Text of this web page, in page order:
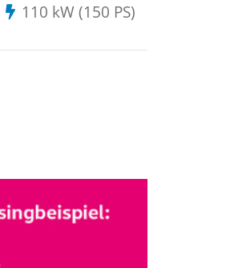
110 kW (150 PS)